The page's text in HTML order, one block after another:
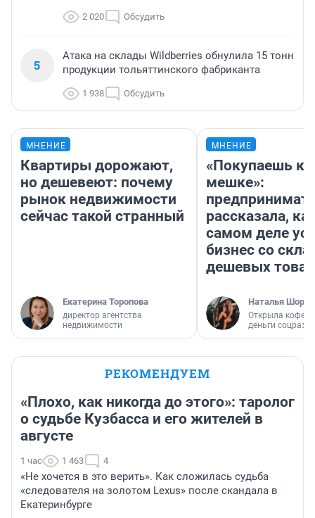
2 020 Обсудить
5
Атака на склады Wildberries обнулила 15 тонн
продукции тольяттинского фабриканта
1 938 Обсудить
МНЕНИЕ
Квартиры дорожают,
но дешевеют: почему
рынок недвижимости
сейчас такой странный
Екатерина Торопова
директор агентства
недвижимости
МНЕНИЕ
«Покупаешь
мешке»:
рассказала,
самом деле
бизнес со
дешевых
Наталья
Открыла
деньги
РЕКОМЕНДУЕМ
«Плохо, как никогда до этого»: таролог
о судьбе Кузбасса и его жителей в
августе
1 час 1 463 4
«Не хочется в это верить». Как сложилась судьба
«следователя на золотом Lexus» после скандала в
Екатеринбурге